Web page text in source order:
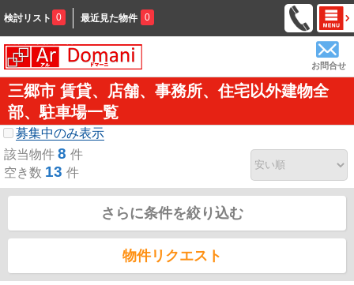
検討リスト 0 最近見た物件 0
お問合せ
三郷市 賃貸、店舗、事務所、住宅以外建物全
部、駐車場一覧
募集中のみ表示
該当物件 8 件
空き数 13 件
さらに条件を絞り込む
物件リクエスト